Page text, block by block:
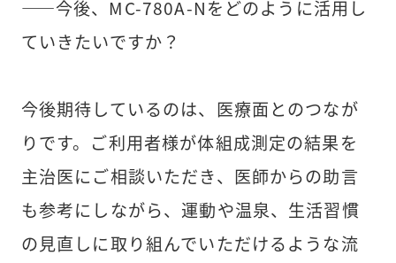
――今後、MC-780A-Nをどのように活用し
ていきたいですか？
今後期待しているのは、医療面とのつなが
りです。ご利用者様が体組成測定の結果を
主治医にご相談いただき、医師からの助言
も参考にしながら、運動や温泉、生活習慣
の見直しに取り組んでいただけるような流